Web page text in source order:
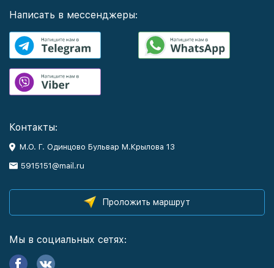
Написать в мессенджеры:
Контакты:
М.О. Г. Одинцово Бульвар М.Крылова 13
5915151@mail.ru
Проложить маршрут
Мы в социальных сетях: